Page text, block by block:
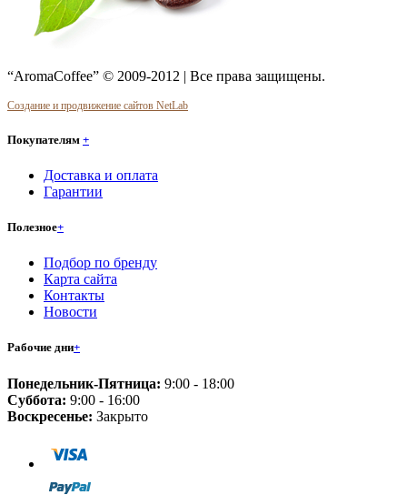
“AromaCoffee” © 2009-2012 | Все права защищены.
Создание и продвижение сайтов NetLab
Покупателям +
Доставка и оплата
Гарантии
Полезное+
Подбор по бренду
Карта сайта
Контакты
Новости
Рабочие дни+
Понедельник-Пятница: 9:00 - 18:00
Суббота: 9:00 - 16:00
Воскресенье: Закрыто